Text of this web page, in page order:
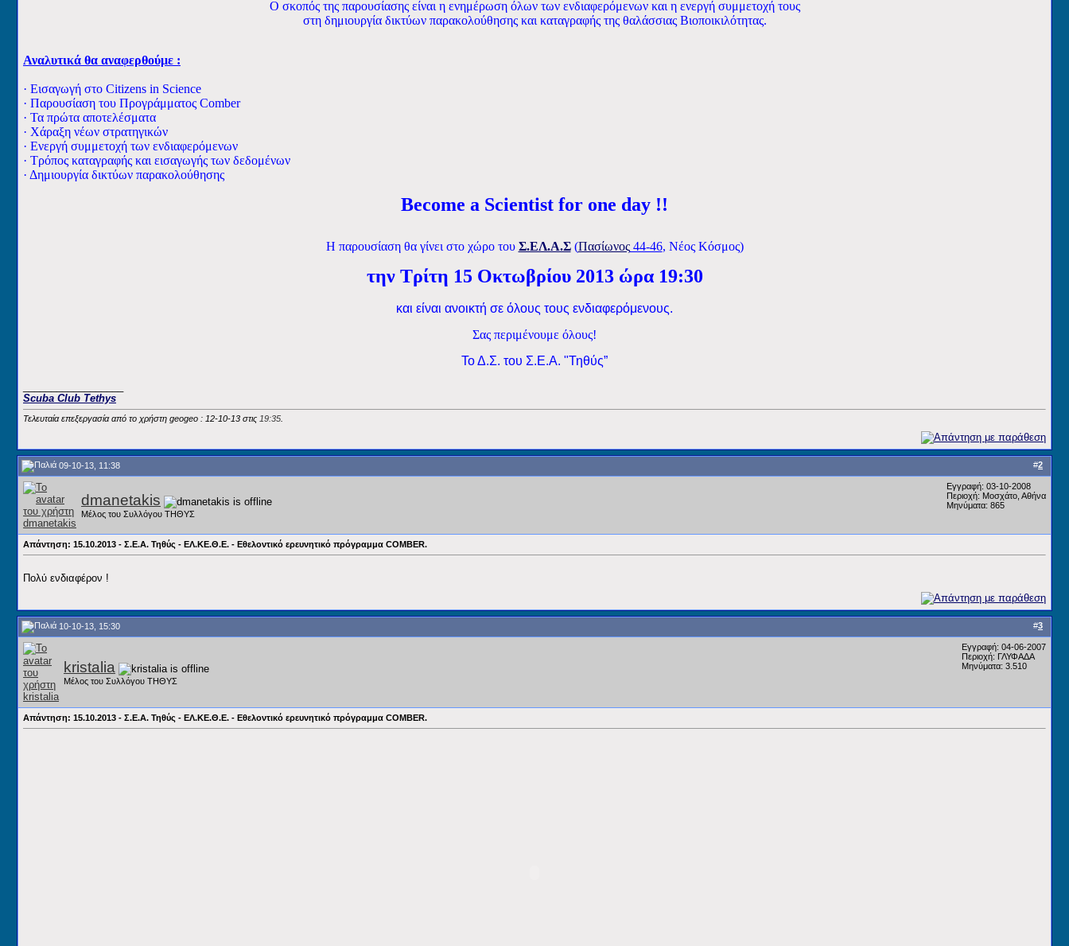
Ο σκοπός της παρουσίασης είναι η ενημέρωση όλων των ενδιαφερόμενων και η ενεργή συμμετοχή τους
στη δημιουργία δικτύων παρακολούθησης και καταγραφής της θαλάσσιας Βιοποικιλότητας.
Αναλυτικά θα αναφερθούμε :
· Εισαγωγή στο Citizens in Science
· Παρουσίαση του Προγράμματος Comber
· Τα πρώτα αποτελέσματα
· Χάραξη νέων στρατηγικών
· Ενεργή συμμετοχή των ενδιαφερόμενων
· Τρόπος καταγραφής και εισαγωγής των δεδομένων
· Δημιουργία δικτύων παρακολούθησης
Become a Scientist for one day !!
Η παρουσίαση θα γίνει στο χώρο του Σ.ΕΛ.Α.Σ(Πασίωνος44-46, Νέος Κόσμος)
την Τρίτη 15 Οκτωβρίου2013 ώρα 19:30
και είναι ανοικτή σε όλους τους ενδιαφερόμενους.
Σας περιμένουμε όλους!
Το Δ.Σ. του Σ.Ε.Α. "Τηθύς”
Scuba Club Tethys
Τελευταία επεξεργασία από το χρήστη geogeo : 12-10-13 στις 19:35
#2
09-10-13, 11:38
dmanetakis
Μέλος του Συλλόγου ΤΗΘΥΣ
Εγγραφή: 03-10-2008
Περιοχή: Mοσχάτο, Αθήνα
Μηνύματα: 865
Απάντηση: 15.10.2013 - Σ.Ε.Α. Τηθύς - ΕΛ.ΚΕ.Θ.Ε. - Εθελοντικό ερευνητικό πρόγραμμα COMBER.
Πολύ ενδιαφέρον !
#3
10-10-13, 15:30
kristalia
Μέλος του Συλλόγου ΤΗΘΥΣ
Εγγραφή: 04-06-2007
Περιοχή: ΓΛΥΦΑΔΑ
Μηνύματα: 3.510
Απάντηση: 15.10.2013 - Σ.Ε.Α. Τηθύς - ΕΛ.ΚΕ.Θ.Ε. - Εθελοντικό ερευνητικό πρόγραμμα COMBER.